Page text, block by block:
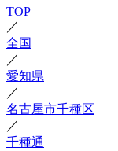
TOP
／
全国
／
愛知県
／
名古屋市千種区
／
千種通